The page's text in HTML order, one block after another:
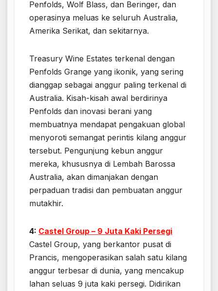
Penfolds, Wolf Blass, dan Beringer, dan
operasinya meluas ke seluruh Australia,
Amerika Serikat, dan sekitarnya.
Treasury Wine Estates terkenal dengan
Penfolds Grange yang ikonik, yang sering
dianggap sebagai anggur paling terkenal di
Australia. Kisah-kisah awal berdirinya
Penfolds dan inovasi berani yang
membuatnya mendapat pengakuan global
menyoroti semangat perintis kilang anggur
tersebut. Pengunjung kebun anggur
mereka, khususnya di Lembah Barossa
Australia, akan dimanjakan dengan
perpaduan tradisi dan pembuatan anggur
mutakhir.
4: Castel Group – 9 Juta Kaki Persegi
Castel Group, yang berkantor pusat di
Prancis, mengoperasikan salah satu kilang
anggur terbesar di dunia, yang mencakup
lahan seluas 9 juta kaki persegi. Didirikan